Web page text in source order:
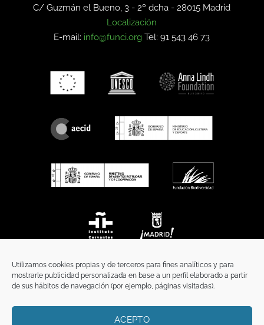
Utilizamos cookies propias y de terceros para fines analíticos y para
mostrarle publicidad personalizada en base a un perfil elaborado a partir
de sus hábitos de navegación (por ejemplo, páginas visitadas).
ACEPTO
C/ Guzmán el Bueno, 3 - 2º dcha -28015 Madrid
Localización
E-mail: info@funci.org Tel: 91 543 46 73